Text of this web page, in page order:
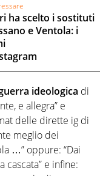
ha scelto i sostituti
e Ventola: i
ideologica di
e allegra” e
delle dirette ig di
meglio dei
…” oppure: “Dai
e infine: